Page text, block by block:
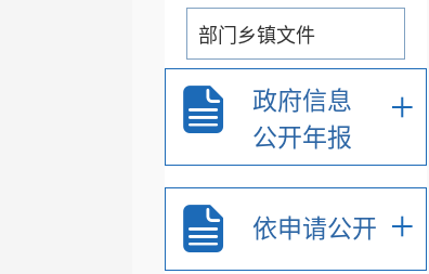
部门乡镇文件
通知公告公示
重大行政决策预公开
政务专题
政府信息
公开年报
+
依申请公开 +